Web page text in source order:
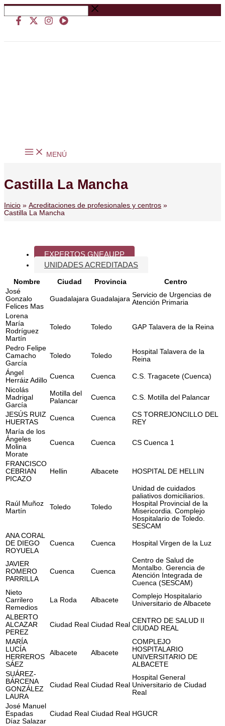
Ir
al
contenido
Buscar
…
MENÚ
Castilla La Mancha
Inicio
Acreditaciones de profesionales y centros
Castilla La Mancha
EXPERTOS GNEAUPP
UNIDADES ACREDITADAS
Nombre Ciudad Provincia
Centro
José
Gonzalo
Felices Mas
Guadalajara Guadalajara
Servicio de Urgencias de
Atención Primaria
Lorena
María
Rodríguez
Martín
Toledo Toledo GAP Talavera de la Reina
Pedro Felipe
Camacho
García
Toledo Toledo
Hospital Talavera de la
Reina
Ángel
Herráiz Adillo
Cuenca Cuenca
C.S. Tragacete (Cuenca)
Nicolás
Madrigal
García
Motilla del
Palancar
Cuenca C.S. Motilla del Palancar
JESÚS RUIZ
HUERTAS
Cuenca Cuenca
CS TORREJONCILLO DEL
REY
María de los
Ángeles
Molina
Morate
Cuenca Cuenca CS Cuenca 1
FRANCISCO
CEBRIAN
PICAZO
Hellin Albacete HOSPITAL DE HELLIN
Raúl Muñoz
Martín
Toledo Toledo
Unidad de cuidados
paliativos domiciliarios.
Hospital Provincial de la
Misericordia. Complejo
Hospitalario de Toledo.
SESCAM
ANA CORAL
DE DIEGO
ROYUELA
Cuenca Cuenca Hospital Virgen de la Luz
JAVIER
ROMERO
PARRILLA
Cuenca Cuenca
Centro de Salud de
Montalbo. Gerencia de
Atención Integrada de
Cuenca (SESCAM)
Nieto
Carrilero
Remedios
La Roda Albacete
Complejo Hospitalario
Universitario de Albacete
ALBERTO
ALCAZAR
PEREZ
Ciudad Real Ciudad Real
CENTRO DE SALUD II
CIUDAD REAL
MARÍA
LUCÍA
HERREROS
SÁEZ
Albacete Albacete
COMPLEJO
HOSPITALARIO
UNIVERSITARIO DE
ALBACETE
SUÁREZ-
BÁRCENA
GONZÁLEZ
LAURA
Ciudad Real Ciudad Real
Hospital General
Universitario de Ciudad
Real
José Manuel
Espadas
Díaz Salazar
Ciudad Real Ciudad Real HGUCR